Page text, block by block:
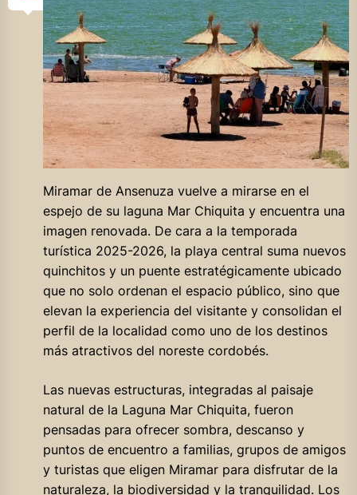
Miramar de Ansenuza vuelve a mirarse en el
espejo de su laguna Mar Chiquita y encuentra una
imagen renovada. De cara a la temporada
turística 2025-2026, la playa central suma nuevos
quinchitos y un puente estratégicamente ubicado
que no solo ordenan el espacio público, sino que
elevan la experiencia del visitante y consolidan el
perfil de la localidad como uno de los destinos
más atractivos del noreste cordobés.
Las nuevas estructuras, integradas al paisaje
natural de la Laguna Mar Chiquita, fueron
pensadas para ofrecer sombra, descanso y
puntos de encuentro a familias, grupos de amigos
y turistas que eligen Miramar para disfrutar de la
naturaleza, la biodiversidad y la tranquilidad. Los